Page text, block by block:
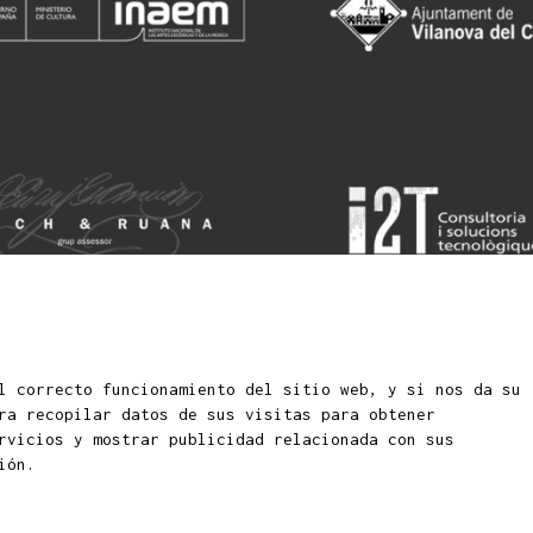
infantiles y juveniles Sitemap
correcto funcionamiento del sitio web, y si nos da su
recopilar datos de sus visitas para obtener
y mostrar publicidad relacionada con sus